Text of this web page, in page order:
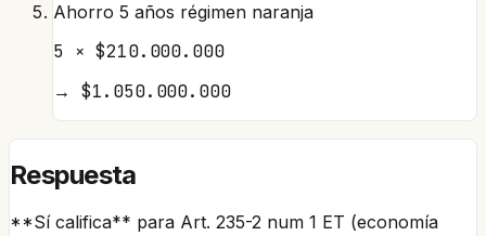
Ahorro 5 años régimen naranja
5 × $210.000.000
→ $1.050.000.000
Respuesta
**Sí califica** para Art. 235-2 num 1 ET (economía